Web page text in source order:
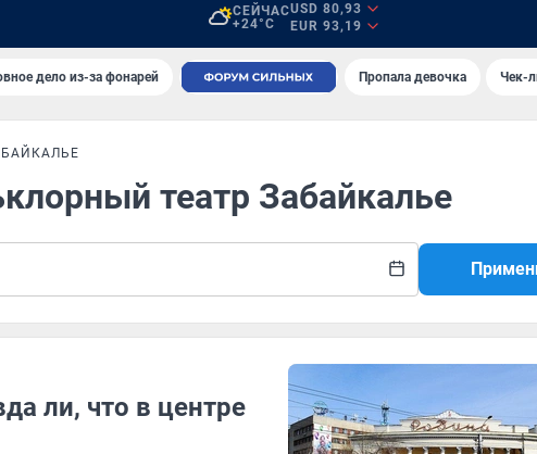
СЕЙЧАС
+24°C
USD 80,93
EUR 93,19
дело из-за фонарей Пропала девочка Чек-
театр Забайкалье
ли, что в центре